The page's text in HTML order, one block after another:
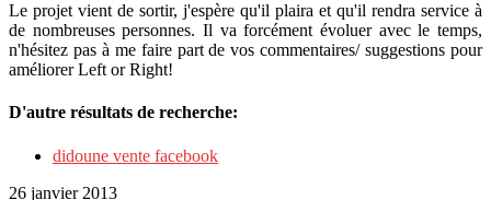
Le projet vient de sortir, j'espère qu'il plaira et qu'il rendra service à
de nombreuses personnes. Il va forcément évoluer avec le temps,
n'hésitez pas à me faire part de vos commentaires/ suggestions pour
améliorer Left or Right!
D'autre résultats de recherche:
didoune vente facebook
26 janvier 2013